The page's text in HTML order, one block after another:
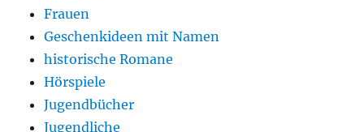
Frauen
Geschenkideen mit Namen
historische Romane
Hörspiele
Jugendbücher
Jugendliche